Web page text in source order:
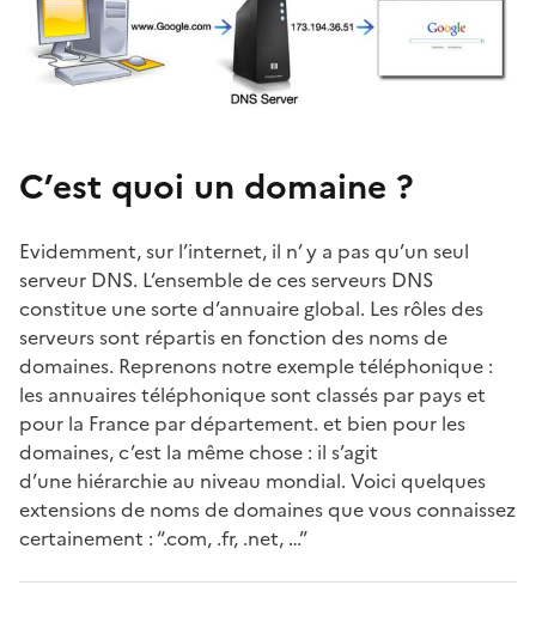
C’est quoi un domaine ?
Evidemment, sur l’internet, il n’ y a pas qu’un seul
serveur DNS. L’ensemble de ces serveurs DNS
constitue une sorte d’annuaire global. Les rôles des
serveurs sont répartis en fonction des noms de
domaines. Reprenons notre exemple téléphonique :
les annuaires téléphonique sont classés par pays et
pour la France par département. et bien pour les
domaines, c’est la même chose : il s’agit
d’une hiérarchie au niveau mondial. Voici quelques
extensions de noms de domaines que vous connaissez
certainement : “.com, .fr, .net, …”